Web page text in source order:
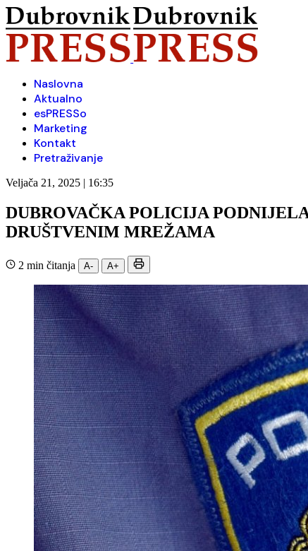
Naslovna
Aktualno
esPRESSo
Marketing
Kontakt
Pretraživanje
Veljača 21, 2025 | 16:35
DUBROVAČKA POLICIJA
DRUŠTVENIM MREŽAMA
2 min čitanja A- A+